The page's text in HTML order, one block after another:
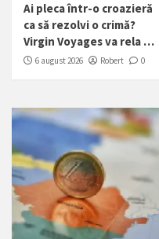
Ai pleca într-o croazieră
ca să rezolvi o crimă?
Virgin Voyages va rela …
6 august 2026 Robert 0